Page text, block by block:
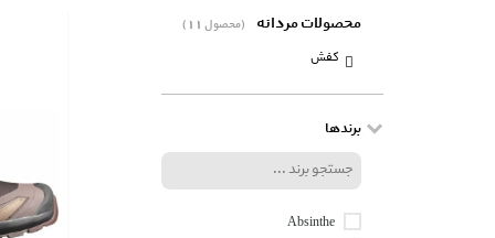
(11 محصول) محصولات مردانه
کفش
برندها
Absinthe